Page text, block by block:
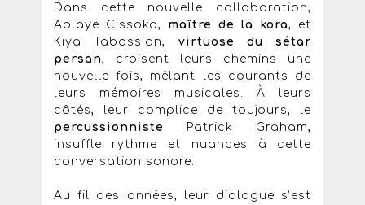
Dans cette nouvelle collaboration,
Ablaye Cissoko, maître de la kora, et
Kiya Tabassian, virtuose du sétar
persan, croisent leurs chemins une
nouvelle fois, mêlant les courants de
leurs mémoires musicales. À leurs
côtés, leur complice de toujours, le
percussionniste
Patrick Graham,
insuffle rythme et nuances à cette
conversation sonore.
Au fil des années, leur dialogue s’est